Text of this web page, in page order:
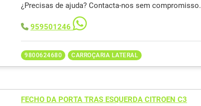
¿Precisas de ajuda? Contacta-nos sem compromisso.
959501246
9800624680 CARROÇARIA LATERAL
FECHO DA PORTA TRAS ESQUERDA CITROEN C3